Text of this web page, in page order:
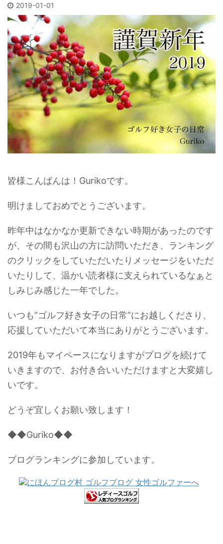
2019-01-01
皆様こんばんは！Gurikoです。
明けましておめでとうございます。
昨年中はなかなか更新できない時期があったのです
が、その間も沢山の方に訪問いただき、ランキング
のクリックをしていただいたりメッセージをいただ
いたりして、温かい読者様に支えられているなぁと
しみじみ感じた一年でした。
いつも”ゴルフ好き女子の日常”にお越しくださり、
応援していただいて本当にありがとうございます。
2019年もマイペースになりますがブログを続けて
いきますので、お付き合いいただけますと大変嬉し
いです。
どうぞ宜しくお願い致します！
◆◆Guriko◆◆
ブログランキングに参加しています。